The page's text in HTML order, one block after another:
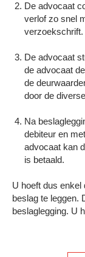
De advocaat
verlof zo snel
verzoekschrift.
De advocaat
de advocaat
de
door de
Na
debiteur en
advocaat kan
is betaald.
U hoeft dus
beslag te leggen.
beslaglegging. U